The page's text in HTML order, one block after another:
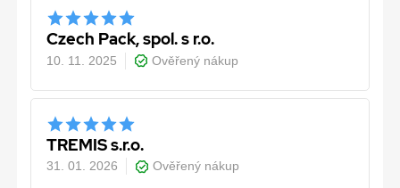
Czech Pack, spol. s r.o.
10. 11. 2025 Ověřený nákup
TREMIS s.r.o.
31. 01. 2026 Ověřený nákup